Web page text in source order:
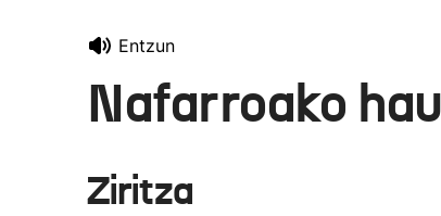
Entzun
Nafarroako
Ziritza